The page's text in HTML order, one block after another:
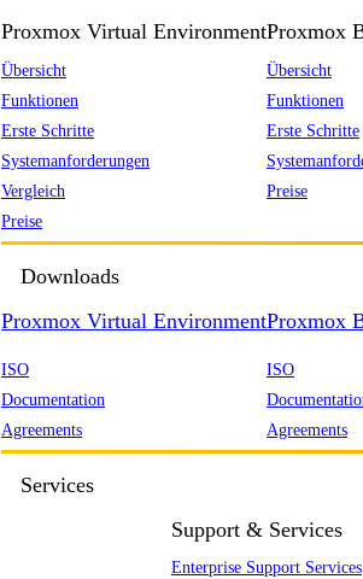
Proxmox Virtual Environment
Übersicht
Funktionen
Erste Schritte
Systemanforderungen
Vergleich
Preise
Proxmox
Übersicht
Funktionen
Erste Schritte
Preise
Downloads
Proxmox Virtual Environment
ISO
Documentation
Agreements
Proxmox
ISO
Agreements
Services
Support & Services
Enterprise Support Services